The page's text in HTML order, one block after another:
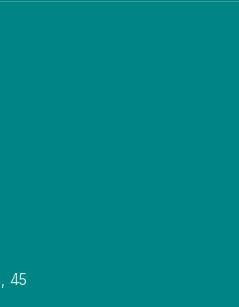
45